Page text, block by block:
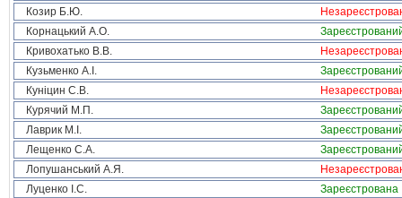
Козир Б.Ю.
Корнацький А.О.
Кривохатько В.В.
Кузьменко А.І.
Куніцин С.В.
Курячий М.П.
Лаврик М.І.
Лещенко С.А.
Лопушанський А.Я.
Луценко І.С.
Зареєстрована